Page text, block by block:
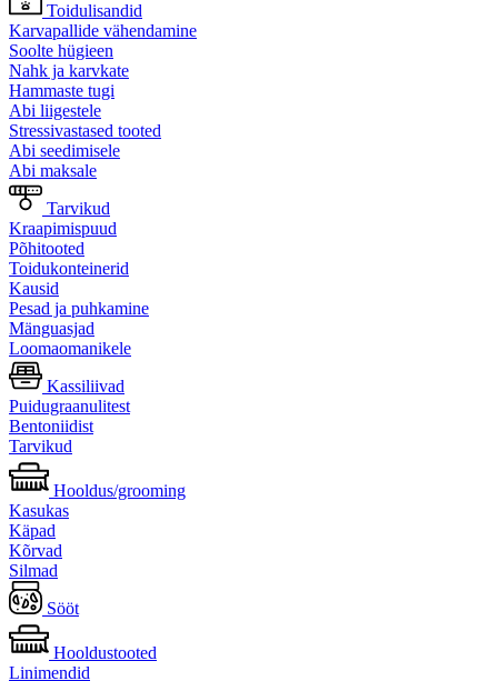
Toidulisandid
Karvapallide vähendamine
Soolte hügieen
Nahk ja karvkate
Hammaste tugi
Abi liigestele
Stressivastased tooted
Abi seedimisele
Abi maksale
Tarvikud
Kraapimispuud
Põhitooted
Toidukonteinerid
Kausid
Pesad ja puhkamine
Mänguasjad
Loomaomanikele
Kassiliivad
Puidugraanulitest
Bentoniidist
Tarvikud
Hooldus/grooming
Kasukas
Käpad
Kõrvad
Silmad
Sööt
Hooldustooted
Linimendid